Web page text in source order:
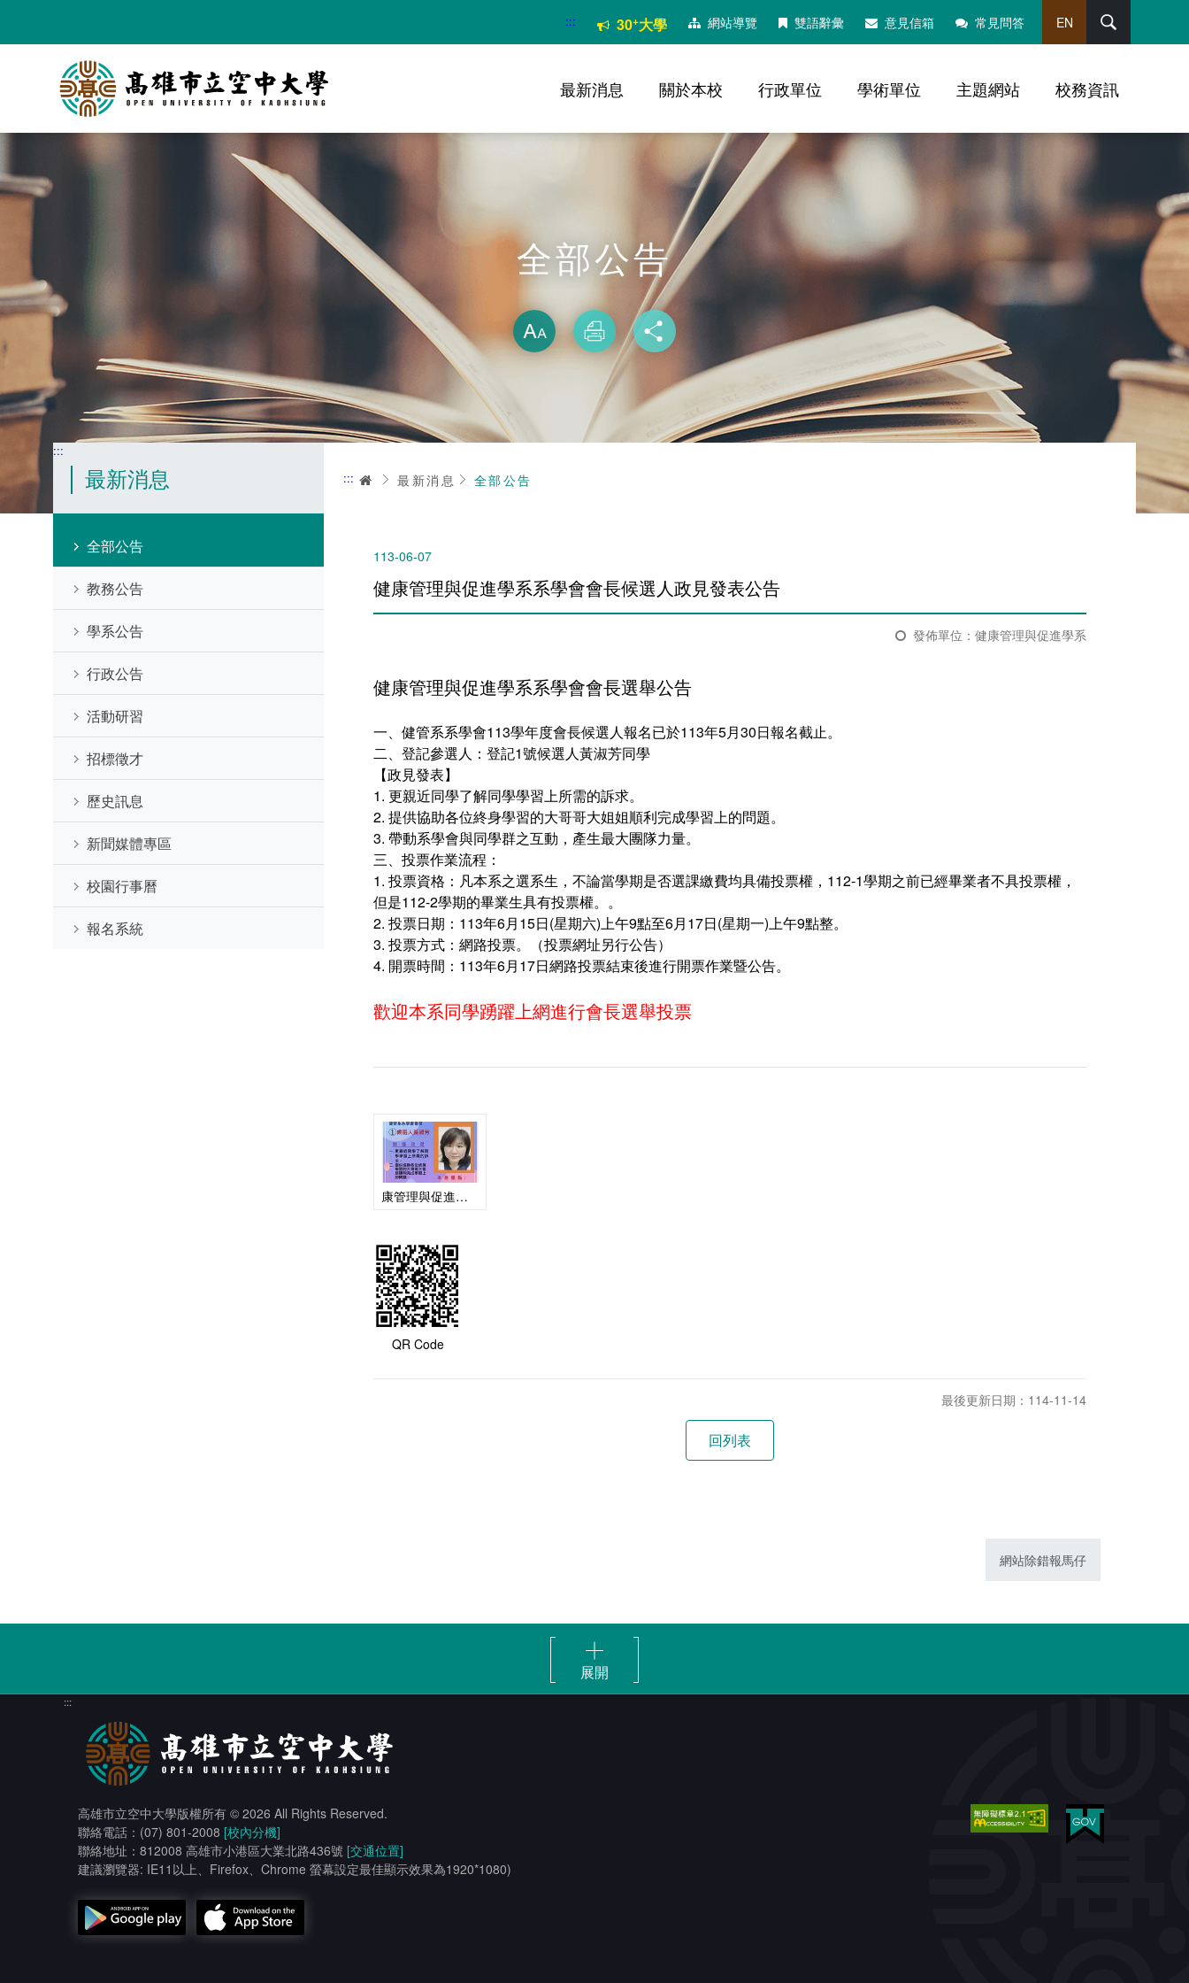
要
::: 30+大學 網站導覽 雙語辭彙 意見信箱 常見問答 EN
最新消息 關於本校 行政單位 學術單位 主題網站 校務資訊
全部公告
放大
列印
:::
最新消息
全部公告
教務公告
學系公告
行政公告
活動研習
招標徵才
歷史訊息
新聞媒體專區
校園行事曆
報名系統
::: 首頁最新消息 全部公告
113-06-07
健康管理與促進學系系學會會長候選人政見發表公告
發佈單位：健康管理與促進學系
健康管理與促進學系系學會會長選舉公告
一、健管系系學會113學年度會長候選人報名已於113年5月30日報名截止。
二、登記參選人：登記1號候選人黃淑芳同學
【政見發表】
1. 更親近同學了解同學學習上所需的訴求。
2. 提供協助各位終身學習的大哥哥大姐姐順利完成學習上的問題。
3. 帶動系學會與同學群之互動，產生最大團隊力量。
三、投票作業流程：
1. 投票資格：凡本系之選系生，不論當學期是否選課繳費均具備投票權，112-1學期之前已經畢業者不具投票權，
但是112-2學期的畢業生具有投票權。。
2. 投票日期：113年6月15日(星期六)上午9點至6月17日(星期一)上午9點整。
3. 投票方式：網路投票。（投票網址另行公告）
4. 開票時間：113年6月17日網路投票結束後進行開票作業暨公告。
歡迎本系同學踴躍上網進行會長選舉投票
康管理與促進學系系學會會長候選人政見
QR Code
最後更新日期：114-11-14
網站除錯報馬仔
展開
:::
高雄市立空中大學版權所有 © 2026 All Rights Reserved.
聯絡電話：(07) 801-2008 [校內分機]
聯絡地址：812008 高雄市小港區大業北路436號 [交通位置]
建議瀏覽器: IE11以上、Firefox、Chrome 螢幕設定最佳顯示效果為1920*1080)